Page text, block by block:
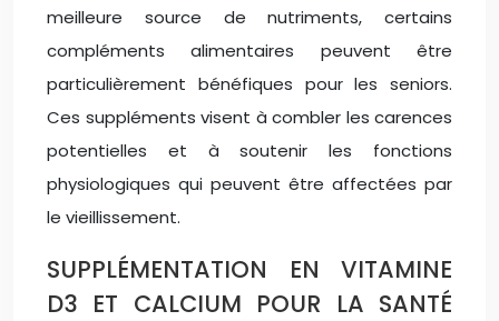
meilleure source de nutriments, certains
compléments alimentaires peuvent être
particulièrement bénéfiques pour les seniors.
Ces suppléments visent à combler les carences
potentielles et à soutenir les fonctions
physiologiques qui peuvent être affectées par
le vieillissement.
SUPPLÉMENTATION EN VITAMINE
D3 ET CALCIUM POUR LA SANTÉ